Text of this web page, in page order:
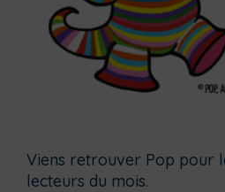
Viens retrouver Pop pour
lecteurs du mois.